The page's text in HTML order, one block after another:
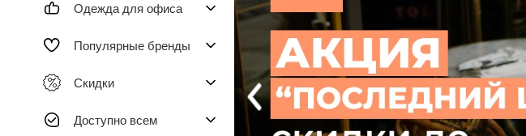
Одежда для офиса
Популярные бренды
Скидки
Доступно всем